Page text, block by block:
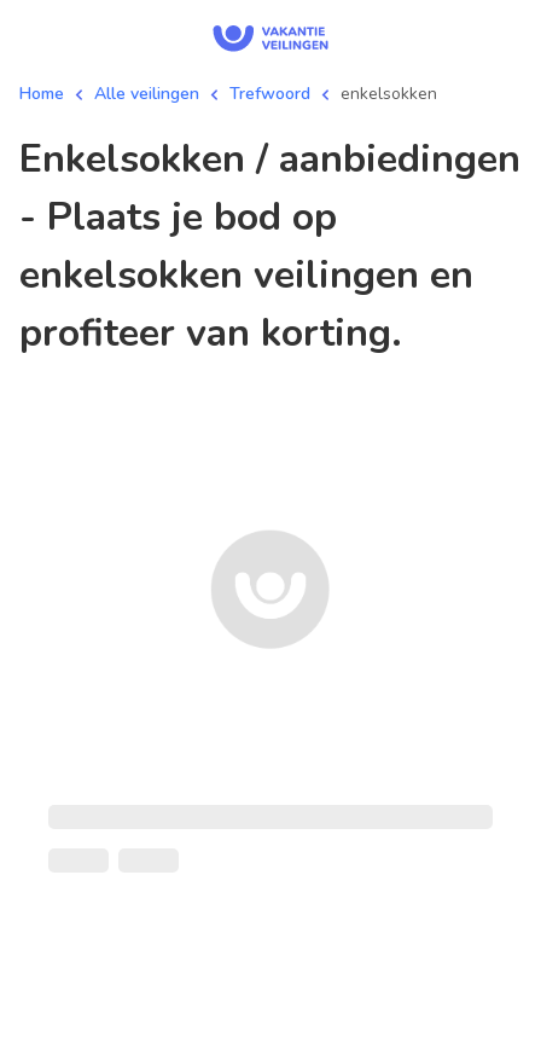
Home Alle veilingen Trefwoord enkelsokken
enkelsokken / aanbiedingen
- Plaats je bod op
enkelsokken veilingen en
profiteer van korting.